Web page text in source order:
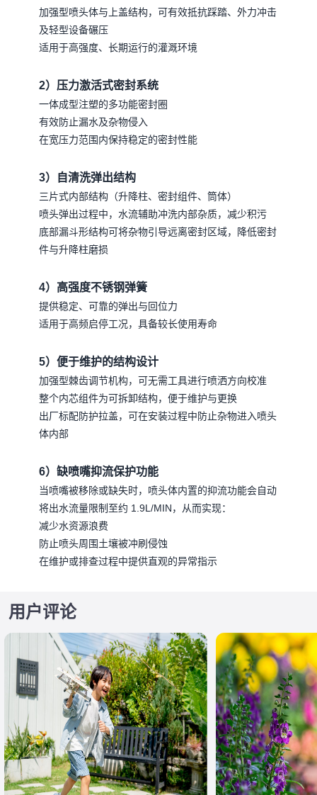
加强型喷头体与上盖结构，可有效抵抗踩踏、外力冲击
及轻型设备碾压
适用于高强度、长期运行的灌溉环境
2）压力激活式密封系统
一体成型注塑的多功能密封圈
有效防止漏水及杂物侵入
在宽压力范围内保持稳定的密封性能
3）自清洗弹出结构
三片式内部结构（升降柱、密封组件、筒体）
喷头弹出过程中，水流辅助冲洗内部杂质，减少积污
底部漏斗形结构可将杂物引导远离密封区域，降低密封
件与升降柱磨损
4）高强度不锈钢弹簧
提供稳定、可靠的弹出与回位力
适用于高频启停工况，具备较长使用寿命
5）便于维护的结构设计
加强型棘齿调节机构，可无需工具进行喷洒方向校准
整个内芯组件为可拆卸结构，便于维护与更换
出厂标配防护拉盖，可在安装过程中防止杂物进入喷头
体内部
6）缺喷嘴抑流保护功能
当喷嘴被移除或缺失时，喷头体内置的抑流功能会自动
将出水流量限制至约 1.9L/MIN，从而实现：
减少水资源浪费
防止喷头周围土壤被冲刷侵蚀
在维护或排查过程中提供直观的异常指示
用户评论